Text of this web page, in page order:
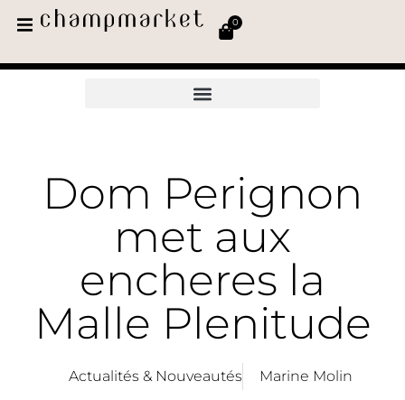
0
Dom Perignon
met aux
encheres la
Malle Plenitude
Actualités & Nouveautés Marine Molin